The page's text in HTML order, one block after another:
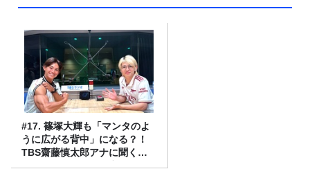
#17. 篠塚大輝も「マンタのよ
うに広がる背中」になる？！
TBS齋藤慎太郎アナに聞くメ
ンズフィジークの魅力！！